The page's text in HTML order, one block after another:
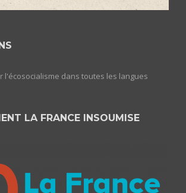
l'écosocialisme dans toutes les langues
LA FRANCE INSOUMISE